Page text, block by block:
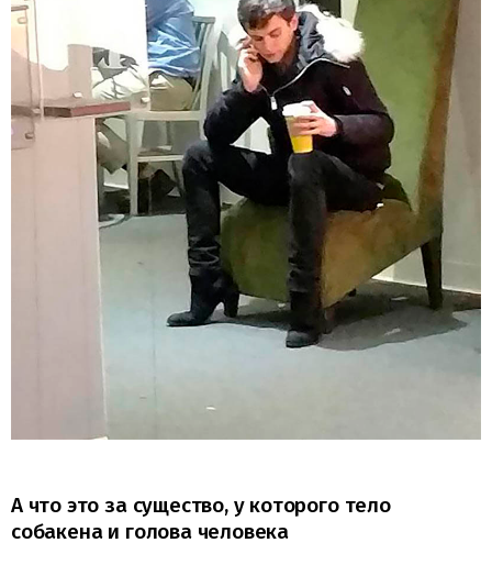
А что это за существо, у которого тело
собакена и голова человека